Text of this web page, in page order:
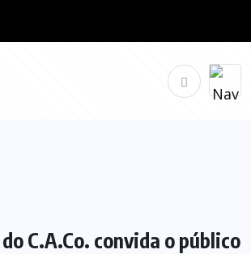
C.A.Co. convida o público